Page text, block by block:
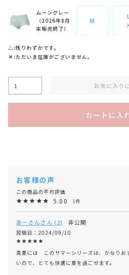
ムーングレー
（2026年8月
末販売終了）
M
△ 残りわずかです。
✕ ただいま在庫がございません。
お気に入り
カートに入
5.00 1
あーさん 2 非公開
投稿日 2024/09/10
真夏には　このサマーシリーズは、かなり
いので、とても快適に夏を過ごせます。